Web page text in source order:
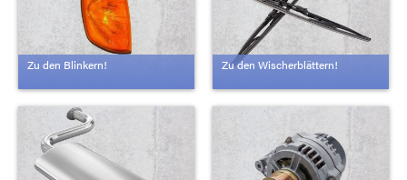
Zu den Blinkern! Zu den Wischerblättern!